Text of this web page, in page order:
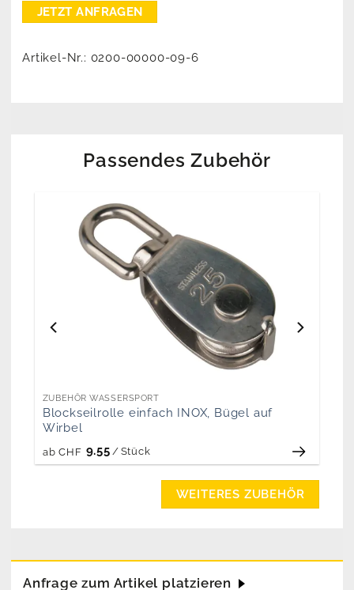
Artikel-Nr.: 0200-00000-09-6
Passendes Zubehör
ZUBEHÖR WASSERSPORT
Blockseilrolle einfach INOX, Bügel auf
Wirbel
ab CHF 9.55 / Stück
WEITERES ZUBEHÖR
Anfrage zum Artikel platzieren